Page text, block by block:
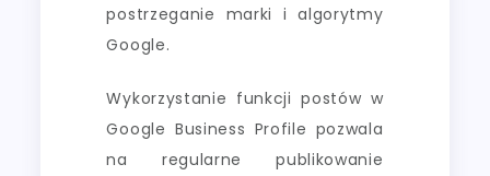
postrzeganie marki i algorytmy
Google.
Wykorzystanie funkcji postów w
Google Business Profile pozwala
na regularne publikowanie